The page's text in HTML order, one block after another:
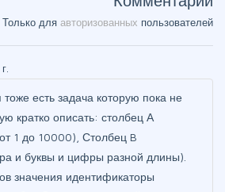
Только для авторизованных пользователей
есть задача которую пока не
кратко описать: столбец А
1 до 10000), Столбец B
и буквы и цифры разной длины).
значения идентификаторы